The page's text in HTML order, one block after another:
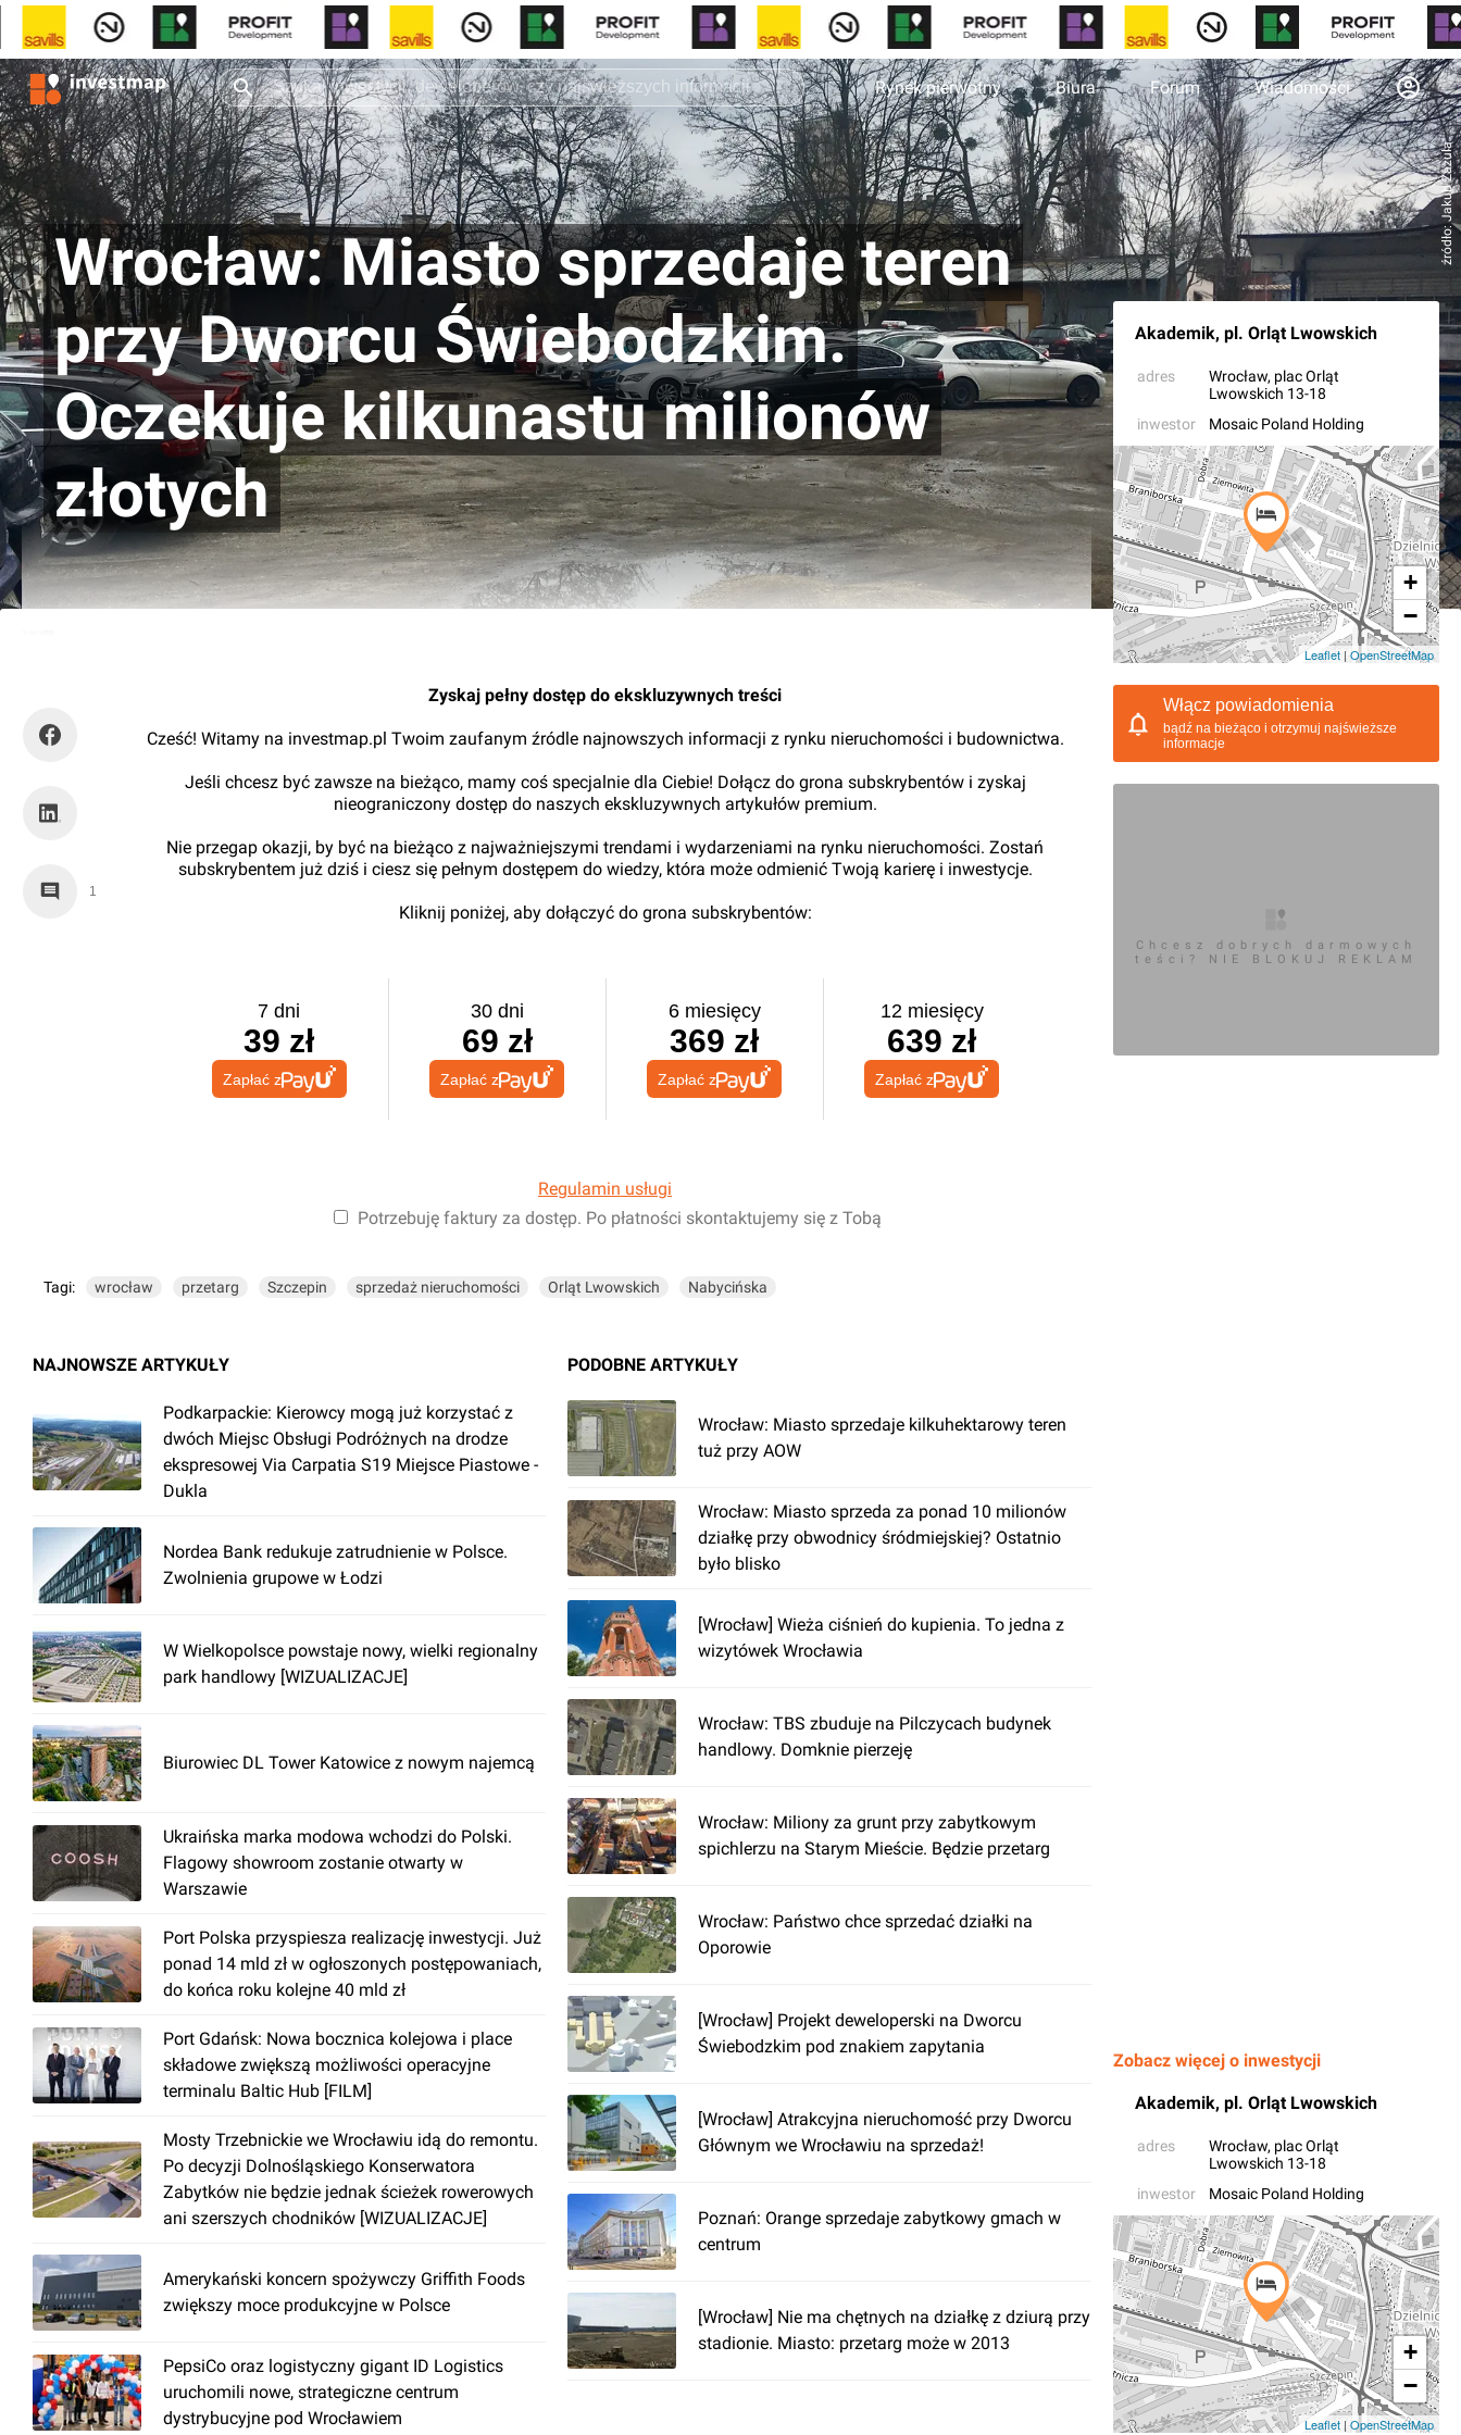
Rynek pierwotny Biura Forum Wiadomości
źródło: Jakub Zazula
Wrocław: Miasto sprzedaje teren
przy Dworcu Świebodzkim.
Oczekuje kilkunastu milionów
złotych
Akademik, pl. Orląt Lwowskich
adres Wrocław, plac Orląt
Lwowskich 13-18
inwestor
Mosaic Poland Holding
+
−
Leaflet| OpenStreetMap
1
Zyskaj pełny dostęp do ekskluzywnych treści
Cześć! Witamy na investmap.pl Twoim zaufanym źródle najnowszych informacji z rynku nieruchomości i budownictwa.
Jeśli chcesz być zawsze na bieżąco, mamy coś specjalnie dla Ciebie! Dołącz do grona subskrybentów i zyskaj
nieograniczony dostęp do naszych ekskluzywnych artykułów premium.
Nie przegap okazji, by być na bieżąco z najważniejszymi trendami i wydarzeniami na rynku nieruchomości. Zostań
subskrybentem już dziś i ciesz się pełnym dostępem do wiedzy, która może odmienić Twoją karierę i inwestycje.
Kliknij poniżej, aby dołączyć do grona subskrybentów:
7 dni
39 zł
Zapłać z
30 dni
69 zł
Zapłać z
6 miesięcy
369 zł
Zapłać z
12 miesięcy
639 zł
Zapłać z
Regulamin usługi
Potrzebuję faktury za dostęp. Po płatności skontaktujemy się z Tobą
Tagi: wrocław przetarg Szczepin sprzedaż nieruchomości Orląt Lwowskich Nabycińska
NAJNOWSZE ARTYKUŁY
Podkarpackie: Kierowcy mogą już korzystać z
dwóch Miejsc Obsługi Podróżnych na drodze
ekspresowej Via Carpatia S19 Miejsce Piastowe -
Dukla
Nordea Bank redukuje zatrudnienie w Polsce.
Zwolnienia grupowe w Łodzi
W Wielkopolsce powstaje nowy, wielki regionalny
park handlowy [WIZUALIZACJE]
Biurowiec DL Tower Katowice z nowym najemcą
Ukraińska marka modowa wchodzi do Polski.
Flagowy showroom zostanie otwarty w
Warszawie
Port Polska przyspiesza realizację inwestycji. Już
ponad 14 mld zł w ogłoszonych postępowaniach,
do końca roku kolejne 40 mld zł
Port Gdańsk: Nowa bocznica kolejowa i place
składowe zwiększą możliwości operacyjne
terminalu Baltic Hub [FILM]
Mosty Trzebnickie we Wrocławiu idą do remontu.
Po decyzji Dolnośląskiego Konserwatora
Zabytków nie będzie jednak ścieżek rowerowych
ani szerszych chodników [WIZUALIZACJE]
Amerykański koncern spożywczy Griffith Foods
zwiększy moce produkcyjne w Polsce
PepsiCo oraz logistyczny gigant ID Logistics
uruchomili nowe, strategiczne centrum
dystrybucyjne pod Wrocławiem
PODOBNE ARTYKUŁY
Wrocław: Miasto sprzedaje kilkuhektarowy teren
tuż przy AOW
Wrocław: Miasto sprzeda za ponad 10 milionów
działkę przy obwodnicy śródmiejskiej? Ostatnio
było blisko
[Wrocław] Wieża ciśnień do kupienia. To jedna z
wizytówek Wrocławia
Wrocław: TBS zbuduje na Pilczycach budynek
handlowy. Domknie pierzeję
Wrocław: Miliony za grunt przy zabytkowym
spichlerzu na Starym Mieście. Będzie przetarg
Wrocław: Państwo chce sprzedać działki na
Oporowie
[Wrocław] Projekt deweloperski na Dworcu
Świebodzkim pod znakiem zapytania
[Wrocław] Atrakcyjna nieruchomość przy Dworcu
Głównym we Wrocławiu na sprzedaż!
Poznań: Orange sprzedaje zabytkowy gmach w
centrum
[Wrocław] Nie ma chętnych na działkę z dziurą przy
stadionie. Miasto: przetarg może w 2013
Włącz powiadomienia
bądź na bieżąco i otrzymuj najświeższe
informacje
Chcesz dobrych darmowych
teści? NIE BLOKUJ REKLAM
Zobacz więcej o inwestycji
Akademik, pl. Orląt Lwowskich
adres Wrocław, plac Orląt
Lwowskich 13-18
inwestor
Mosaic Poland Holding
+
−
Leaflet| OpenStreetMap